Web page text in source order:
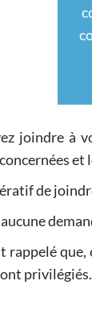
joindre à
de
rappelé
privilégiés.